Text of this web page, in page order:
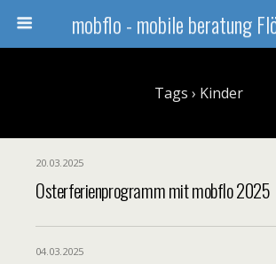
mobflo - mobile beratung
Tags › Kinder
20.03.2025
Osterferienprogramm mit mobflo 2025
04.03.2025